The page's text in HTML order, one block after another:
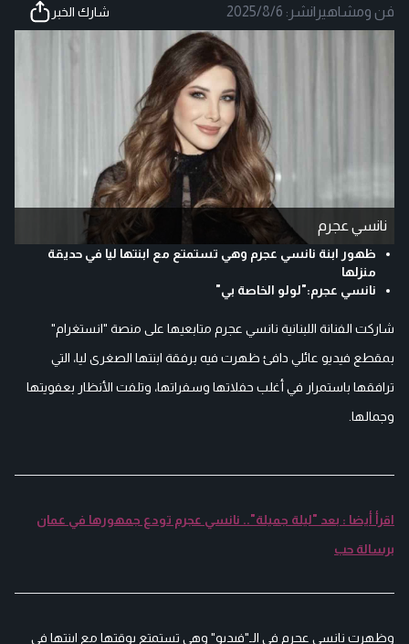
فن ومشاهير |نشر: 2025/8/6 شارك الخبر
نانسي عجرم
ظهور ابنة نانسي عجرم وهي تستمتع مع ابنتها ليا في حديقة
منزلها
نانسي عجرم:"لولو الخاصة بي"
شاركت الفنانة اللبنانية نانسي عجرم متابعيها على منصة "انستغرام"
بمقطع فيديو عائلي دافئ ظهرت فيه برفقة ابنتها الصغرى ليا، التي
ترافقها باستمرار في أغلب حفلاتها وسفراتها، وتلفت الأنظار بعفويتها
وجمالها.
اقرأ أيضا : بعد "ليلة جميلة".. نانسي عجرم تودع جمهورها في عمان
برسالة حب
وظهرت نانسي عجرم في الـ"فيديو" وهي تستمتع بوقتها مع ابنتها في